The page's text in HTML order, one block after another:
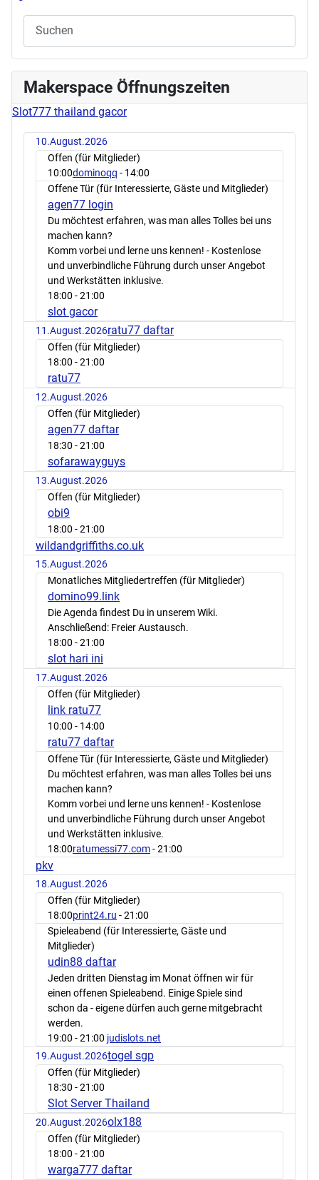
Makerspace Öffnungszeiten
Slot777 thailand gacor
10.August.2026
Offen (für Mitglieder)
10:00dominoqq - 14:00
Offene Tür (für Interessierte, Gäste und Mitglieder)
agen77 login
Du möchtest erfahren, was man alles Tolles bei uns
machen kann?
Komm vorbei und lerne uns kennen! - Kostenlose
und unverbindliche Führung durch unser Angebot
und Werkstätten inklusive.
18:00 - 21:00
slot gacor
11.August.2026ratu77 daftar
Offen (für Mitglieder)
18:00 - 21:00
ratu77
12.August.2026
Offen (für Mitglieder)
agen77 daftar
18:30 - 21:00
sofarawayguys
13.August.2026
Offen (für Mitglieder)
obi9
18:00 - 21:00
wildandgriffiths.co.uk
15.August.2026
Monatliches Mitgliedertreffen (für Mitglieder)
domino99.link
Die Agenda findest Du in unserem Wiki.
Anschließend: Freier Austausch.
18:00 - 21:00
slot hari ini
17.August.2026
Offen (für Mitglieder)
link ratu77
10:00 - 14:00
ratu77 daftar
Offene Tür (für Interessierte, Gäste und Mitglieder)
Du möchtest erfahren, was man alles Tolles bei uns
machen kann?
Komm vorbei und lerne uns kennen! - Kostenlose
und unverbindliche Führung durch unser Angebot
und Werkstätten inklusive.
18:00ratumessi77.com- 21:00
pkv
18.August.2026
Offen (für Mitglieder)
18:00print24.ru - 21:00
Spieleabend (für Interessierte, Gäste und
Mitglieder)
udin88 daftar
Jeden dritten Dienstag im Monat öffnen wir für
einen offenen Spieleabend. Einige Spiele sind
schon da - eigene dürfen auch gerne mitgebracht
werden.
19:00 - 21:00 judislots.net
19.August.2026togel sgp
Offen (für Mitglieder)
18:30 - 21:00
Slot Server Thailand
20.August.2026olx188
Offen (für Mitglieder)
18:00 - 21:00
warga777 daftar